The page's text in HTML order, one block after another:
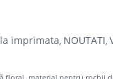
imprimata NOUTATI ,